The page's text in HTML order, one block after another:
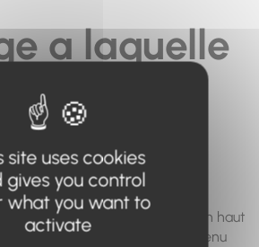
a laquelle
à
n'existe
ou plus.
le moteur de recherche en haut
le menu pour trouver le contenu
site uses cookies
gives you control
what you want to
activate